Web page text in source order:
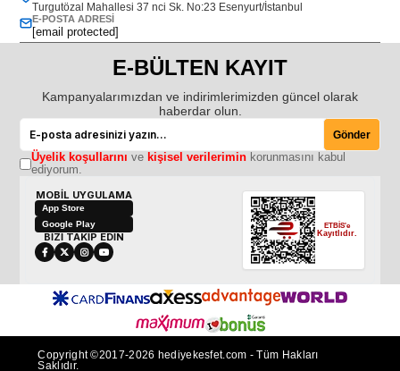
Turgutözal Mahallesi 37 nci Sk. No:23 Esenyurt/İstanbul
E-POSTA ADRESI
[email protected]
E-BÜLTEN KAYIT
Kampanyalarımızdan ve indirimlerimizden güncel olarak
haberdar olun.
Gönder
Üyelik koşullarını ve kişisel verileriminkorunmasını kabul
ediyorum.
MOBİL UYGULAMA
App Store
Google Play
BİZİ TAKİP EDİN
ETBİS'e
Kayıtlıdır.
Copyright ©2017-2026 hediyekesfet.com - Tüm Hakları
Saklıdır.